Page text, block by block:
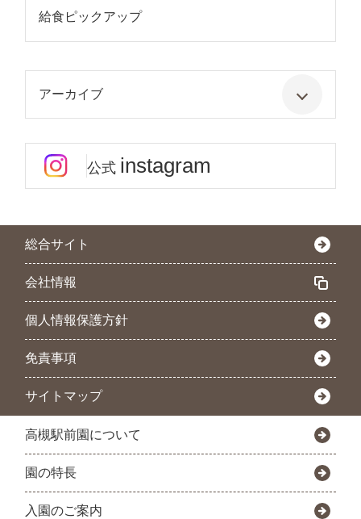
給食ピックアップ
アーカイブ
公式 instagram
総合サイト
会社情報
個人情報保護方針
免責事項
サイトマップ
高槻駅前園について
園の特長
入園のご案内